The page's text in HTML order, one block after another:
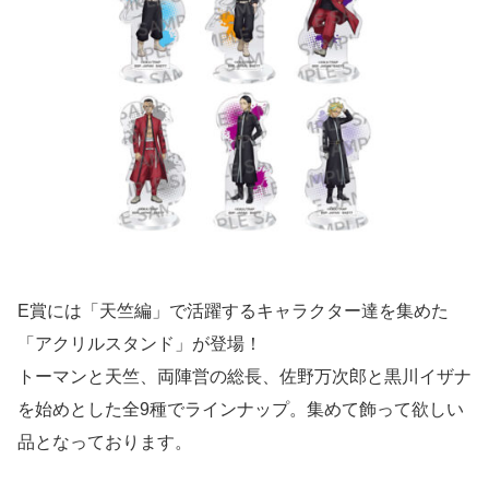
E賞には「天竺編」で活躍するキャラクター達を集めた
「アクリルスタンド」が登場！
トーマンと天竺、両陣営の総長、佐野万次郎と黒川イザナ
を始めとした全9種でラインナップ。集めて飾って欲しい
品となっております。